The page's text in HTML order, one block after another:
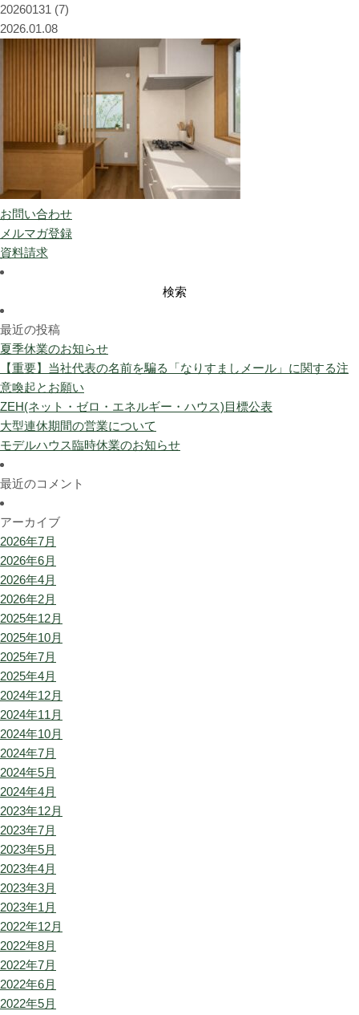
20260131 (7)
2026.01.08
お問い合わせ
メルマガ登録
資料請求
索:
最近の投稿
夏季休業のお知らせ
【重要】当社代表の名前を騙る「なりすましメール」に関する注
意喚起とお願い
ZEH(ネット・ゼロ・エネルギー・ハウス)目標公表
大型連休期間の営業について
モデルハウス臨時休業のお知らせ
最近のコメント
アーカイブ
2026年7月
2026年6月
2026年4月
2026年2月
2025年12月
2025年10月
2025年7月
2025年4月
2024年12月
2024年11月
2024年10月
2024年7月
2024年5月
2024年4月
2023年12月
2023年7月
2023年5月
2023年4月
2023年3月
2023年1月
2022年12月
2022年8月
2022年7月
2022年6月
2022年5月